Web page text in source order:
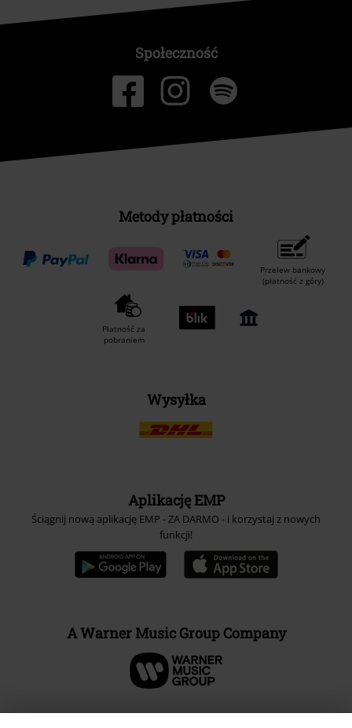
Społeczność
Metody płatności
Przelew bankowy
(płatność z góry)
Płatność za
pobraniem
Wysyłka
Aplikację EMP
Ściągnij nową aplikację EMP - ZA DARMO - i korzystaj z nowych
funkcji!
A Warner Music Group Company